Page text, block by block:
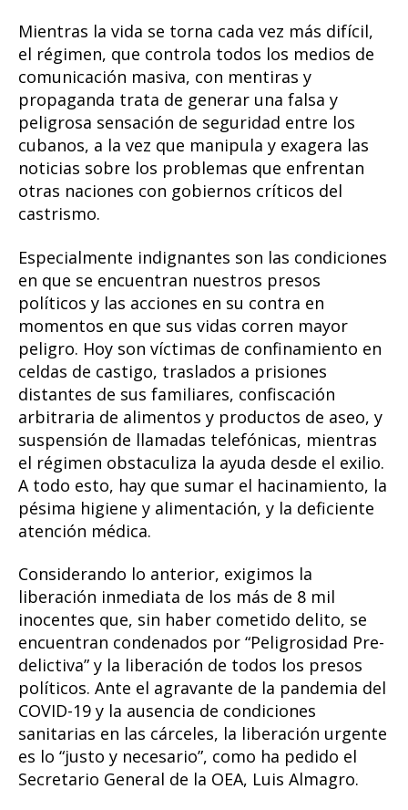
Mientras la vida se torna cada vez más difícil,
el régimen, que controla todos los medios de
comunicación masiva, con mentiras y
propaganda trata de generar una falsa y
peligrosa sensación de seguridad entre los
cubanos, a la vez que manipula y exagera las
noticias sobre los problemas que enfrentan
otras naciones con gobiernos críticos del
castrismo.
Especialmente indignantes son las condiciones
en que se encuentran nuestros presos
políticos y las acciones en su contra en
momentos en que sus vidas corren mayor
peligro. Hoy son víctimas de confinamiento en
celdas de castigo, traslados a prisiones
distantes de sus familiares, confiscación
arbitraria de alimentos y productos de aseo, y
suspensión de llamadas telefónicas, mientras
el régimen obstaculiza la ayuda desde el exilio.
A todo esto, hay que sumar el hacinamiento, la
pésima higiene y alimentación, y la deficiente
atención médica.
Considerando lo anterior, exigimos la
liberación inmediata de los más de 8 mil
inocentes que, sin haber cometido delito, se
encuentran condenados por “Peligrosidad Pre-
delictiva” y la liberación de todos los presos
políticos. Ante el agravante de la pandemia del
COVID-19 y la ausencia de condiciones
sanitarias en las cárceles, la liberación urgente
es lo “justo y necesario”, como ha pedido el
Secretario General de la OEA, Luis Almagro.